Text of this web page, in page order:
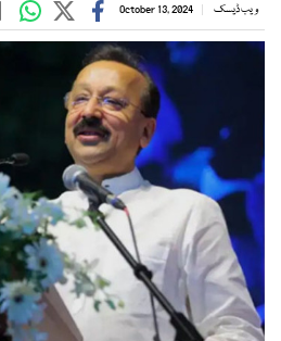
ویب ڈیسک October 13, 2024